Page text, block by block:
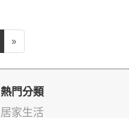
»
熱門分類
居家生活